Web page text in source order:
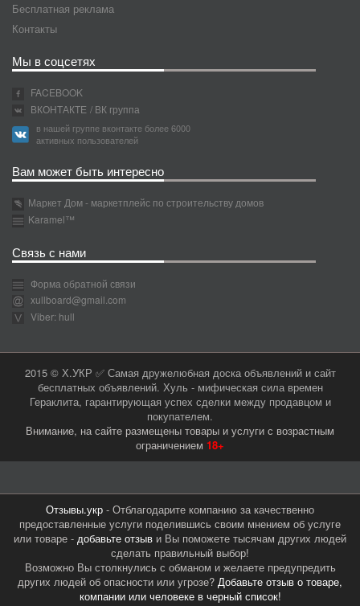
Бесплатная реклама
Контакты
Мы в соцсетях
FACEBOOK
ВКОНТАКТЕ / ВК группа
в нашей группе вконтакте более 6000
активных пользователей
Вам может быть интересно
Маркет Дом - маркетплейс по строительству домов
Karamel™
Связь с нами
Форма обратной связи
xullboard@gmail.com
Viber: hull
2015 © Х.УКР ✅ Самая дружелюбная доска объявлений и сайт
бесплатных объявлений. Хуль - мифическая сила времен
Гераклита, гарантирующая успех сделки между продавцом и
покупателем.
Внимание, на сайте размещены товары и услуги с возрастным
ограничением 18+
Отзывы.укр - Отблагодарите компанию за качественно
предоставленные услуги поделившись своим мнением об услуге
или товаре - добавьте отзыв и Вы поможете тысячам других людей
сделать правильный выбор!
Возможно Вы столкнулись с обманом и желаете предупредить
других людей об опасности или угрозе? Добавьте отзыв о товаре,
компании или человеке в черный список!